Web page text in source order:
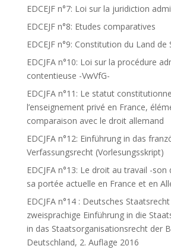
EDCEJF n°7: Loi sur la juridiction
EDCEJF n°8: Etudes comparatives
EDCEJF n°9: Constitution du Land de
EDCJFA n°10: Loi sur la procédure
contentieuse -VwVfG-
EDCJFA n°11: Le statut
l’enseignement privé en France,
comparaison avec le droit allemand
EDCJFA n°12: Einführung in das
Verfassungsrecht (Vorlesungsskript)
EDCJFA n°13: Le droit au travail -
sa portée actuelle en France et en
EDCJFA n°14 : Deutsches
zweisprachige Einführung in die
in das Staatsorganisationsrecht der
Deutschland, 2. Auflage 2016